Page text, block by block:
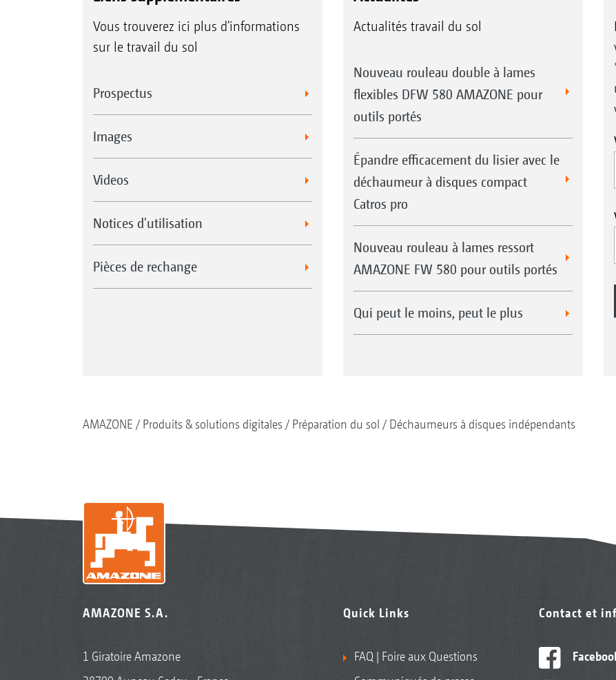
Vous trouverez ici plus d'informations
sur le travail du sol
Prospectus
Images
Videos
Notices d'utilisation
Pièces de rechange
Actualités travail du sol
Nouveau rouleau double à lames
flexibles DFW 580 AMAZONE pour
outils portés
Épandre efficacement du lisier avec le
déchaumeur à disques compact
Catros pro
Nouveau rouleau à lames ressort
AMAZONE FW 580 pour outils portés
Qui peut le moins, peut le plus
AMAZONE Produits & solutions digitales Préparation du sol Déchaumeurs à disques indépendants
AMAZONE S.A.
1 Giratoire Amazone
Quick Links
FAQ | Foire aux Questions
Contact et